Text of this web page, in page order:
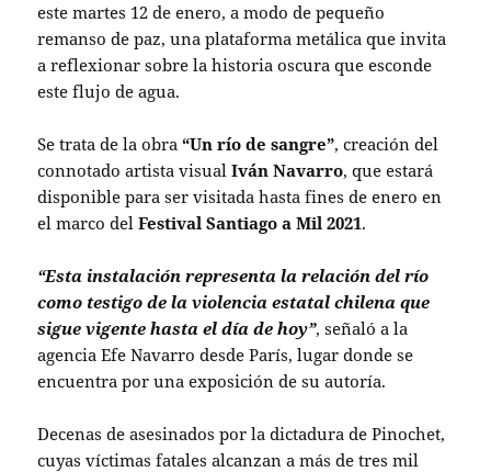
este martes 12 de enero, a modo de pequeño
remanso de paz, una plataforma metálica que invita
a reflexionar sobre la historia oscura que esconde
este flujo de agua.
Se trata de la obra“Un río de sangre”, creación del
connotado artista visualIván Navarro, que estará
disponible para ser visitada hasta fines de enero en
el marco delFestival Santiago a Mil 2021.
“Esta instalación representa la relación del río
como testigo de la violencia estatal chilena que
sigue vigente hasta el día de hoy”, señaló a la
agencia Efe Navarro desde París, lugar donde se
encuentra por una exposición de su autoría.
Decenas de asesinados por la dictadura de Pinochet,
cuyas víctimas fatales alcanzan a más de tres mil